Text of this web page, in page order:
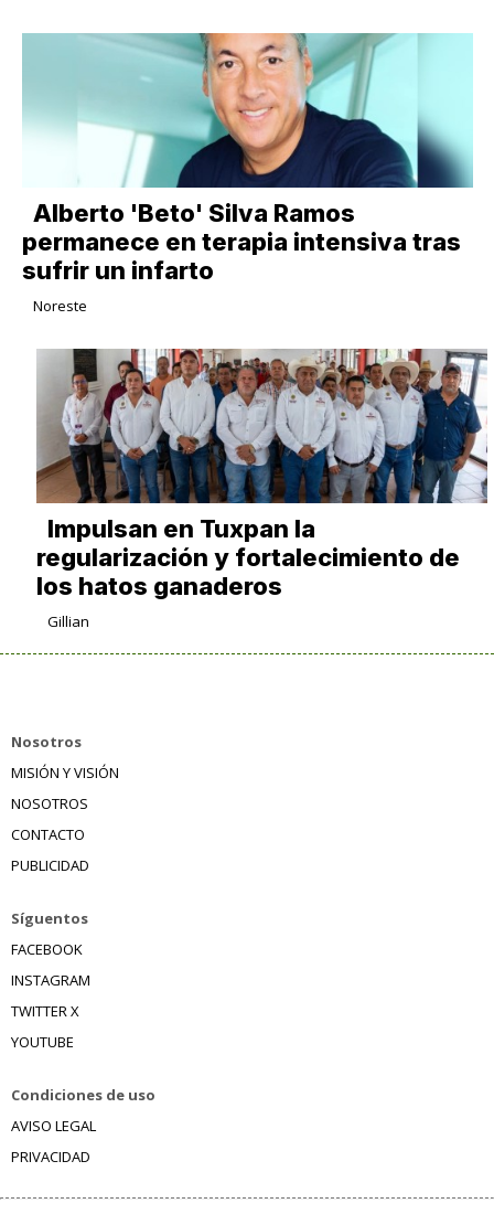
Alberto 'Beto' Silva Ramos
permanece en terapia intensiva tras
sufrir un infarto
Noreste
Impulsan en Tuxpan la
regularización y fortalecimiento de
los hatos ganaderos
Gillian
Nosotros
MISIÓN Y VISIÓN
NOSOTROS
CONTACTO
PUBLICIDAD
Síguentos
FACEBOOK
INSTAGRAM
TWITTER X
YOUTUBE
Condiciones de uso
AVISO LEGAL
PRIVACIDAD